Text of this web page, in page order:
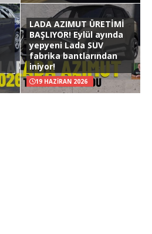
LADA AZIMUT ÜRETİMİ
BAŞLIYOR! Eylül ayında
yepyeni Lada SUV
fabrika bantlarından
iniyor!
19 HAZIRAN 2026